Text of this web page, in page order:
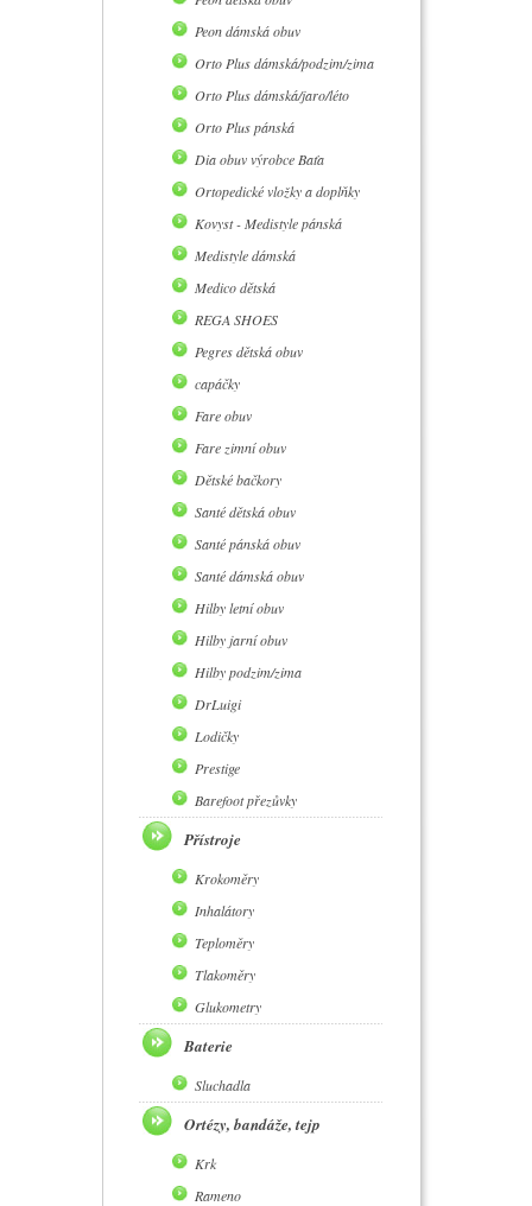
Peon dámská obuv
Orto Plus dámská/podzim/zima
Orto Plus dámská/jaro/léto
Orto Plus pánská
Dia obuv výrobce Baťa
Ortopedické vložky a doplňky
Kovyst - Medistyle pánská
Medistyle dámská
Medico dětská
REGA SHOES
Pegres dětská obuv
capáčky
Fare obuv
Fare zimní obuv
Dětské bačkory
Santé dětská obuv
Santé pánská obuv
Santé dámská obuv
Hilby letní obuv
Hilby jarní obuv
Hilby podzim/zima
DrLuigi
Lodičky
Prestige
Barefoot přezůvky
Přístroje
Krokoměry
Inhalátory
Teploměry
Tlakoměry
Glukometry
Baterie
Sluchadla
Ortézy, bandáže, tejp
Krk
Rameno